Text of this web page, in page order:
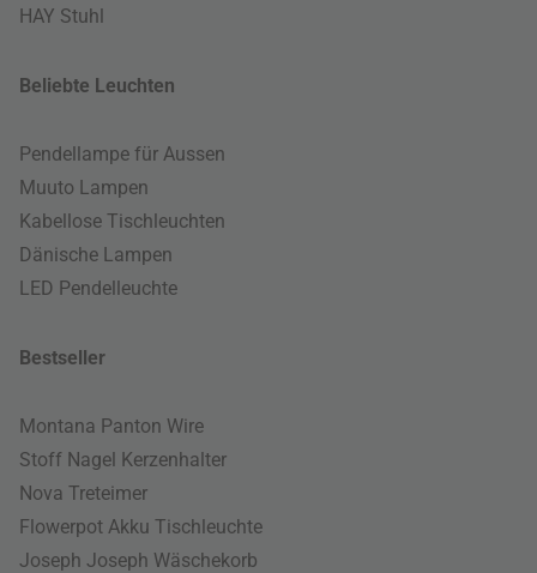
HAY Stuhl
Beliebte Leuchten
Pendellampe für Aussen
Muuto Lampen
Kabellose Tischleuchten
Dänische Lampen
LED Pendelleuchte
Bestseller
Montana Panton Wire
Stoff Nagel Kerzenhalter
Nova Treteimer
Flowerpot Akku Tischleuchte
Joseph Joseph Wäschekorb